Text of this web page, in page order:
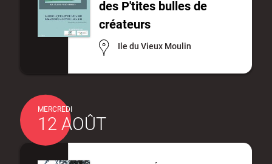
des P'tites bulles de
créateurs
Ile du Vieux Moulin
MERCREDI
12 AOÛT